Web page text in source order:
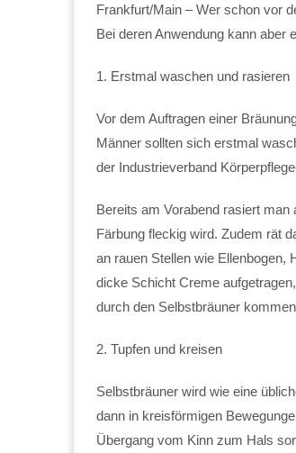
Frankfurt/Main – Wer schon vor
Bei deren Anwendung kann aber
1. Erstmal waschen und rasieren
Vor dem Auftragen einer
Männer sollten sich erstmal
der Industrieverband
Bereits am Vorabend rasiert
Färbung fleckig wird. Zudem rät
an rauen Stellen wie Ellenbogen,
dicke Schicht Creme
durch den Selbstbräuner
2. Tupfen und kreisen
Selbstbräuner wird wie eine
dann in kreisförmigen
Übergang vom Kinn zum Hals